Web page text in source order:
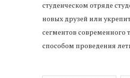
студенческом отряде
новых друзей или
сегментов современного
способом проведения